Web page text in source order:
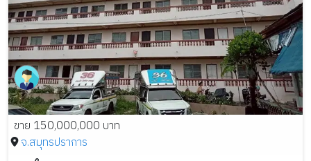
ขาย 150,000,000 บาท
จ.สมุทรปราการ